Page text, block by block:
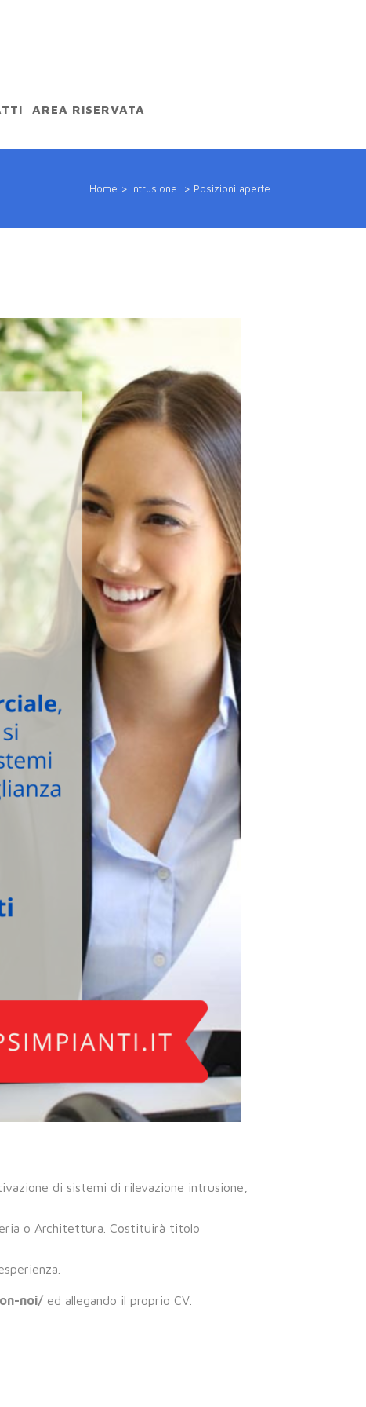
AREA RISERVATA
Home > intrusione > Posizioni aperte
di sistemi di rilevazione intrusione,
o Architettura. Costituirà titolo
noi/ ed allegando il proprio CV.